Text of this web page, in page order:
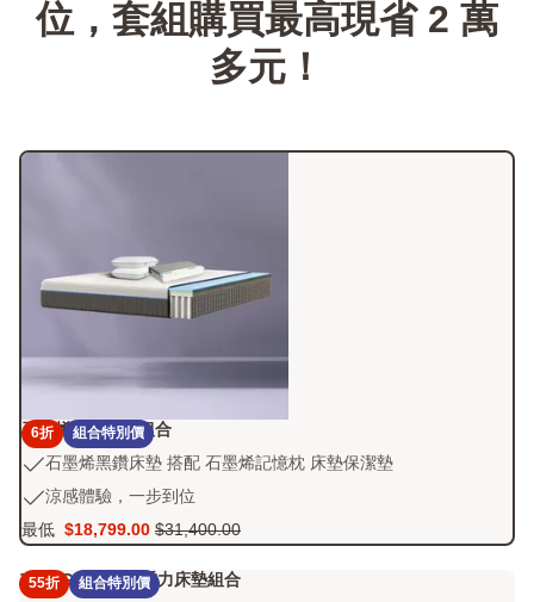
位，套組購買最高現省 2 萬
多元！
6折 組合特別價
石墨烯黑鑽床墊組合
石
烯
黑
床
石墨烯黑鑽床墊 搭配 石墨烯記憶枕 床墊保潔墊
涼
感
體
驗，
一
涼感體驗，一步到位
最低
Price
$18,799.00
原
$31,400.00
$31,400.00
55折 組合特別價
Zero Gravity 零重力床墊組合